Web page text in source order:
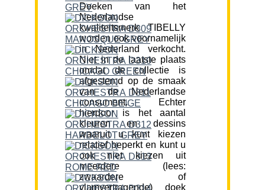
Doeken van het
Nederlandse
kwaliteitsmerk TIBELLY
worden ook voornamelijk
in Nederland verkocht.
Niet in de laatste plaats
omdat de collectie is
afgestemd op de smaak
van de Nederlandse
consument. Echter
hierdoor is het aantal
kleuren en dessins
waaruit u kunt kiezen
relatief beperkt en kunt u
ook niet kiezen uit
meerdere (lees:
zwaardere of
vlamvertragende) doek